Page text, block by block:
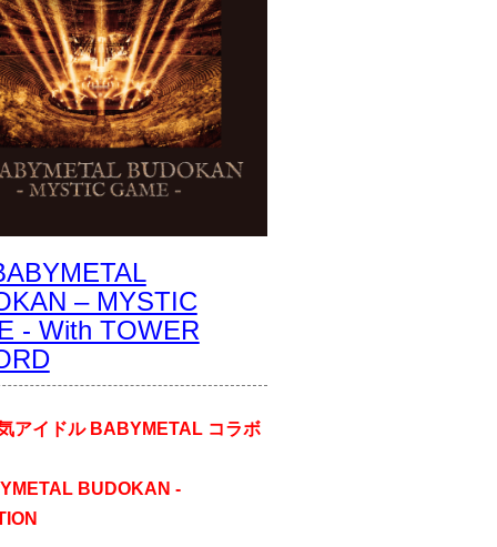
– MYSTIC
- With TOWER
アイドル BABYMETAL コラボ
BUDOKAN -